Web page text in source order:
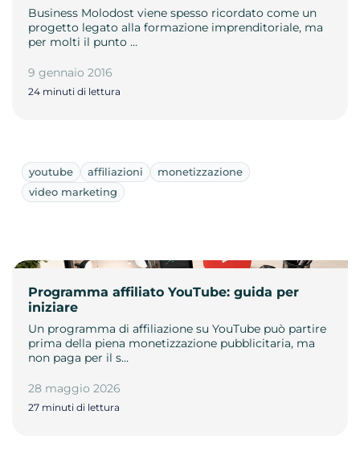
Business Molodost viene spesso ricordato come un
progetto legato alla formazione imprenditoriale, ma
per molti il punto …
9 gennaio 2016
24 minuti di lettura
youtube affiliazioni
monetizzazione
video marketing
Programma affiliato YouTube: guida per
iniziare
Un programma di affiliazione su YouTube può partire
prima della piena monetizzazione pubblicitaria, ma
non paga per il s…
28 maggio 2026
27 minuti di lettura